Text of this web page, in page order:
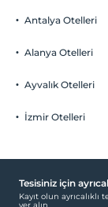
Havuz
2 yaşına kadar
Her bir oda için 2.
Antalya Otelleri
Alanya Otelleri
Ayvalık Otelleri
İzmir Otelleri
Tesisiniz için
Kayıt olun ayrıcalıklı